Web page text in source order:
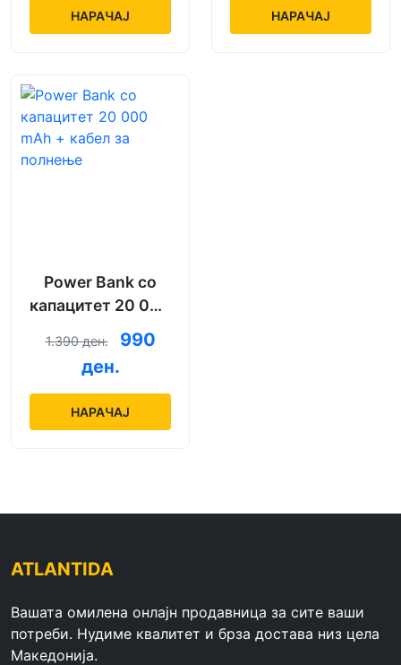
НАРАЧАЈ НАРАЧАЈ
Power Bank со
капацитет 20 000
mAh + кабел за
полнење
1.390 ден.
990
ден.
НАРАЧАЈ
ATLANTIDA
Вашата омилена онлајн продавница за сите ваши
потреби. Нудиме квалитет и брза достава низ цела
Македонија.